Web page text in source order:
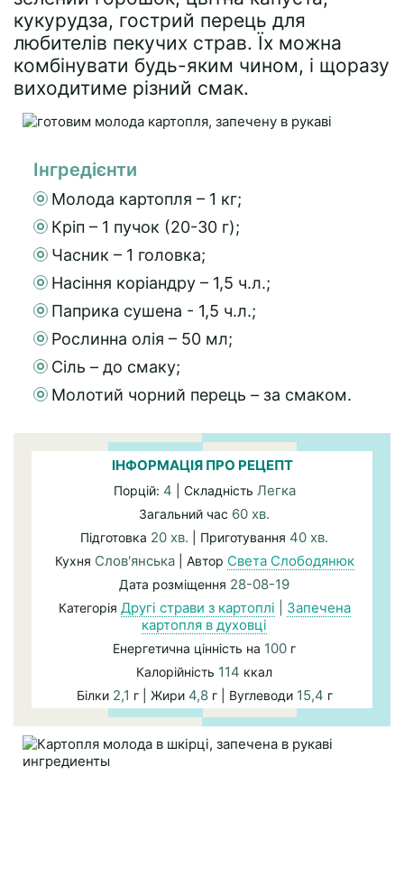
кукурудза, гострий перець для
любителів пекучих страв. Їх можна
комбінувати будь-яким чином, і щоразу
виходитиме різний смак.
Інгредієнти
Молода картопля – 1 кг;
Кріп – 1 пучок (20-30 г);
Часник – 1 головка;
Насіння коріандру – 1,5 ч.л.;
Паприка сушена - 1,5 ч.л.;
Рослинна олія – 50 мл;
Сіль – до смаку;
Молотий чорний перець – за смаком.
ІНФОРМАЦІЯ ПРО РЕЦЕПТ
Порцій: 4 | Складність Легка
Загальний час 60 хв.
Підготовка 20 хв. | Приготування 40 хв.
Кухня Слов'янська| Автор Света Слободянюк
Дата розміщення 28-08-19
Категорія Другі страви з картоплі
Запечена
картопля в духовці
Енергетична цінність на 100 г
Калорійність 114 ккал
Білки 2,1 г | Жири 4,8г | Вуглеводи 15,4 г